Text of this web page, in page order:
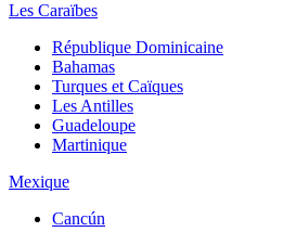
Les Caraïbes
République Dominicaine
Bahamas
Turques et Caïques
Les Antilles
Guadeloupe
Martinique
Mexique
Cancún